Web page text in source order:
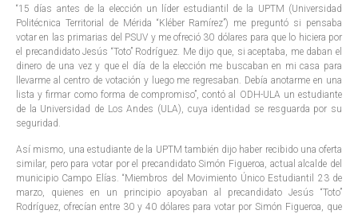
“15 días antes de la elección un líder estudiantil de la UPTM (Universidad
Politécnica Territorial de Mérida “Kléber Ramírez”) me preguntó si pensaba
votar en las primarias del PSUV y me ofreció 30 dólares para que lo hiciera por
el precandidato Jesús “Toto” Rodríguez. Me dijo que, si aceptaba, me daban el
dinero de una vez y que el día de la elección me buscaban en mi casa para
llevarme al centro de votación y luego me regresaban. Debía anotarme en una
lista y firmar como forma de compromiso”, contó al ODH-ULA un estudiante
de la Universidad de Los Andes (ULA), cuya identidad se resguarda por su
seguridad.
Así mismo, una estudiante de la UPTM también dijo haber recibido una oferta
similar, pero para votar por el precandidato Simón Figueroa, actual alcalde del
municipio Campo Elías. “Miembros del Movimiento Único Estudiantil 23 de
marzo, quienes en un principio apoyaban al precandidato Jesús “Toto”
Rodríguez, ofrecían entre 30 y 40 dólares para votar por Simón Figueroa, que